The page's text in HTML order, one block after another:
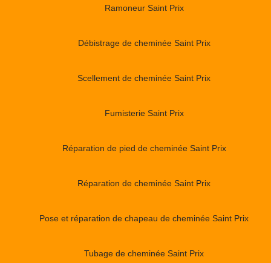
Ramoneur Saint Prix
Débistrage de cheminée Saint Prix
Scellement de cheminée Saint Prix
Fumisterie Saint Prix
Réparation de pied de cheminée Saint Prix
Réparation de cheminée Saint Prix
Pose et réparation de chapeau de cheminée Saint Prix
Tubage de cheminée Saint Prix